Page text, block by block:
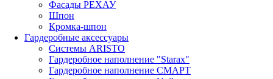
Фасады РЕХАУ
Шпон
Кромка-шпон
Гардеробные аксессуары
Системы ARISTO
Гардеробное наполнение "Starax"
Гардеробное наполнение СМАРТ